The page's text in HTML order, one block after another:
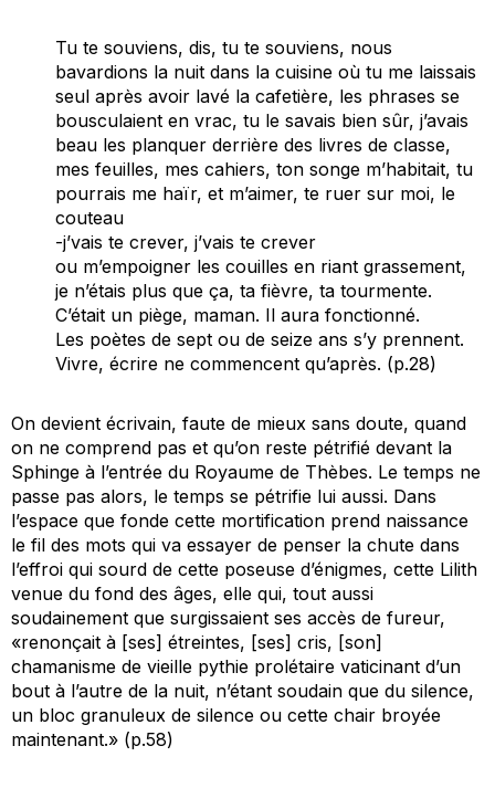
Tu te souviens, dis, tu te souviens, nous
bavardions la nuit dans la cuisine où tu me laissais
seul après avoir lavé la cafetière, les phrases se
bousculaient en vrac, tu le savais bien sûr, j’avais
beau les planquer derrière des livres de classe,
mes feuilles, mes cahiers, ton songe m’habitait, tu
pourrais me haïr, et m’aimer, te ruer sur moi, le
couteau
-j’vais te crever, j’vais te crever
ou m’empoigner les couilles en riant grassement,
je n’étais plus que ça, ta fièvre, ta tourmente.
C’était un piège, maman. Il aura fonctionné.
Les poètes de sept ou de seize ans s’y prennent.
Vivre, écrire ne commencent qu’après. (p.28)
On devient écrivain, faute de mieux sans doute, quand
on ne comprend pas et qu’on reste pétrifié devant la
Sphinge à l’entrée du Royaume de Thèbes. Le temps ne
passe pas alors, le temps se pétrifie lui aussi. Dans
l’espace que fonde cette mortification prend naissance
le fil des mots qui va essayer de penser la chute dans
l’effroi qui sourd de cette poseuse d’énigmes, cette Lilith
venue du fond des âges, elle qui, tout aussi
soudainement que surgissaient ses accès de fureur,
«renonçait à [ses] étreintes, [ses] cris, [son]
chamanisme de vieille pythie prolétaire vaticinant d’un
bout à l’autre de la nuit, n’étant soudain que du silence,
un bloc granuleux de silence ou cette chair broyée
maintenant.» (p.58)